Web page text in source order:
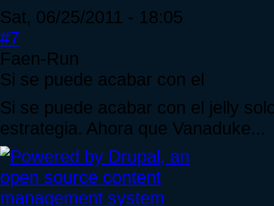
Sat, 06/25/2011 - 18:05
#7
Faen-Run
Si se puede acabar con el
Si se puede acabar con el jelly
estrategia. Ahora que Vanaduke...